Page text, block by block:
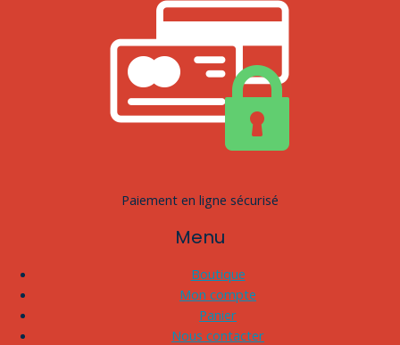
Paiement en ligne sécurisé
Menu
Boutique
Mon compte
Panier
Nous contacter